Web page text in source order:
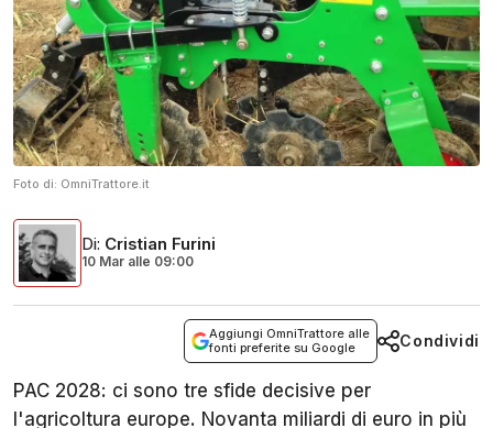
Foto di: OmniTrattore.it
Di: Cristian Furini
10 Mar alle 09:00
Aggiungi OmniTrattore alle
fonti preferite su Google
Condividi
PAC 2028: ci sono tre sfide decisive per
l'agricoltura europe. Novanta miliardi di euro in più